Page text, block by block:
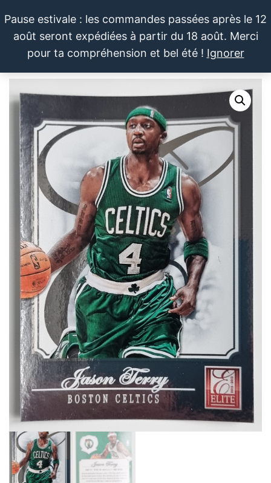
au
contenu
Pause estivale : les commandes passées après le 12
août seront expédiées à partir du 18 août. Merci
pour ta compréhension et bel été ! Ignorer
LE SPORTIF
DU
DIMANCHE®
Cartes
et
produits
autour
sport et
culture